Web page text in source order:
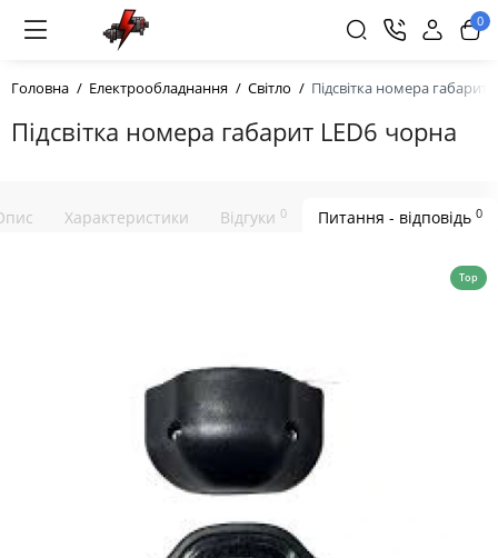
0
Головна Електрообладнання Світло Підсвітка номера габарит
Підсвітка номера габарит LED6 чорна
Характеристики Відгуки 0 Питання - відповідь 0
Top